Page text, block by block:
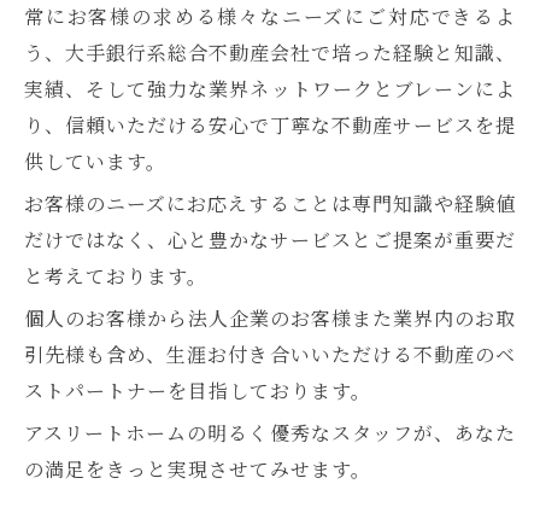
常にお客様の求める様々なニーズにご対応できるよ
う、大手銀行系総合不動産会社で培った経験と知識、
実績、そして強力な業界ネットワークとブレーンによ
り、信頼いただける安心で丁寧な不動産サービスを提
供しています。
お客様のニーズにお応えすることは専門知識や経験値
だけではなく、心と豊かなサービスとご提案が重要だ
と考えております。
個人のお客様から法人企業のお客様また業界内のお取
引先様も含め、生涯お付き合いいただける不動産のベ
ストパートナーを目指しております。
アスリートホームの明るく優秀なスタッフが、あなた
の満足をきっと実現させてみせます。